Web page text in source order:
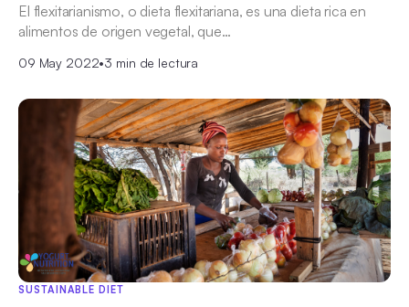
El flexitarianismo, o dieta flexitariana, es una dieta rica en
alimentos de origen vegetal, que…
09 May 2022•3 min de lectura
SUSTAINABLE DIET